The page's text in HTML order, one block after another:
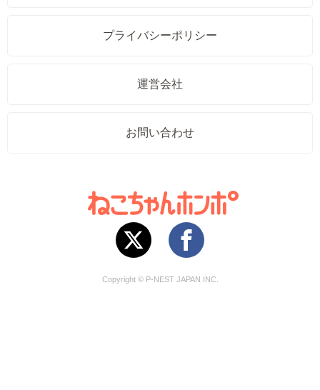
プライバシーポリシー
運営会社
お問い合わせ
Copyright © P-NEST JAPAN INC.